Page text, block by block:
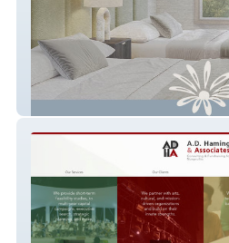
themsolvang hotel